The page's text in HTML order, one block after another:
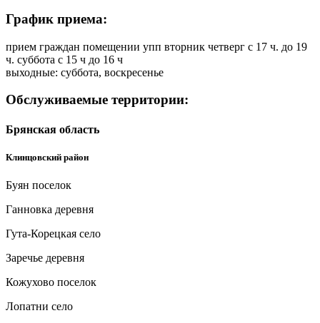
График приема:
прием граждан помещении упп вторник четверг с 17 ч. до 19
ч. суббота с 15 ч до 16 ч
выходные: суббота, воскресенье
Обслуживаемые территории:
Брянская область
Клинцовский район
Буян поселок
Ганновка деревня
Гута-Корецкая село
Заречье деревня
Кожухово поселок
Лопатни село